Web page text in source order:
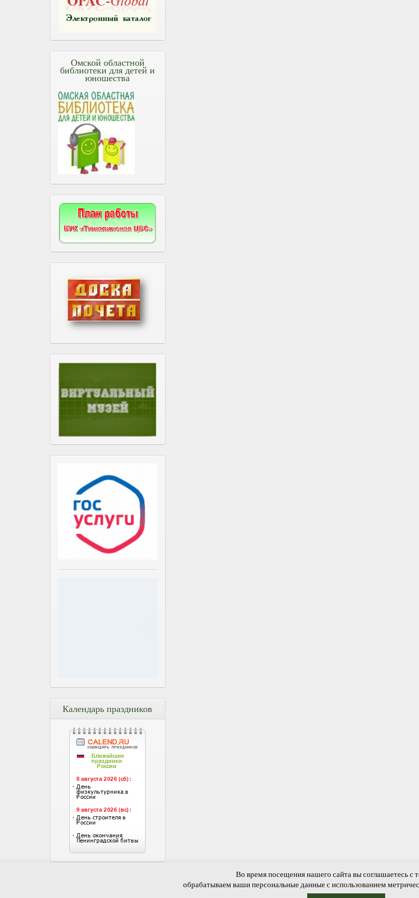
Омской областной
библиотеки для детей и
юношества
Календарь праздников
Новости и события Новости СДК ЛИЦА ПОБЕДЫ
Во время посещения нашего сайта вы соглашаетесь с
обрабатываем ваши персональные данные с использованием